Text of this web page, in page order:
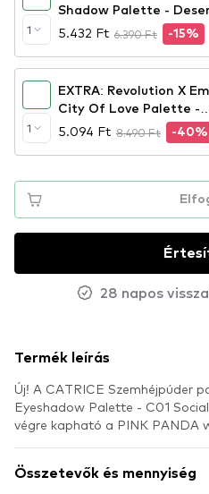
1
Shadow Palette -
szemhéjpúder paletta
5.432 Ft 6.390 Ft -15%
1
EXTRA: Revolution X
City Of Love Palette -
szemhéjpúder paletta
5.094 Ft 8.490 Ft -40%
28 napos
Termék leírás
Új! A CATRICE Szemhéjpúder
Eyeshadow Palette - C01
végre kapható a PINK PANDA
Összetevők és mennyiség